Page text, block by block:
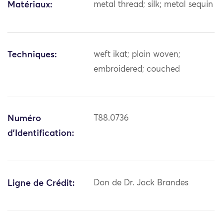
Matériaux: metal thread; silk; metal sequin
Techniques:
weft ikat; plain woven;
embroidered; couched
Numéro
d'Identification:
T88.0736
Ligne de Crédit: Don de Dr. Jack Brandes